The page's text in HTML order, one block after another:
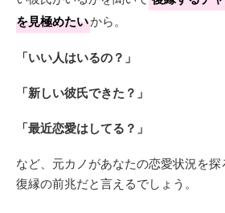
を見極めたいから。
「いい人はいるの？」
「新しい彼氏できた？」
「最近恋愛はしてる？」
など、元カノがあなたの恋愛状況を探
復縁の前兆だと言えるでしょう。